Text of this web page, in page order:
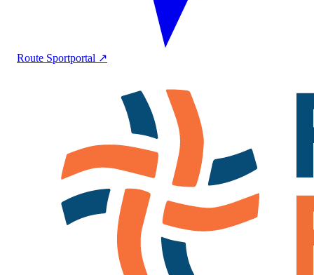
Route Sportportal ↗